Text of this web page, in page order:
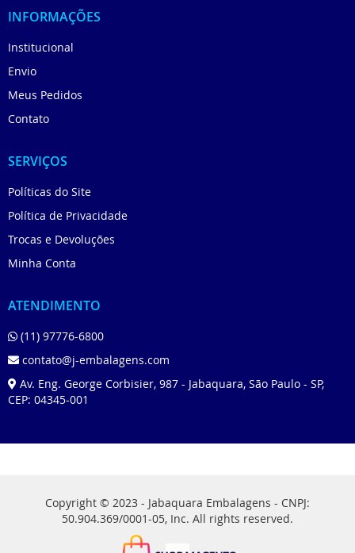
INFORMAÇÕES
Institucional
Envio
Meus Pedidos
Contato
SERVIÇOS
Políticas do Site
Política de Privacidade
Trocas e Devoluções
Minha Conta
ATENDIMENTO
(11) 97776-6800
contato@j-embalagens.com
Av. Eng. George Corbisier, 987 - Jabaquara, São Paulo - SP,
CEP: 04345-001
Copyright © 2023 - Jabaquara Embalagens - CNPJ:
50.904.369/0001-05, Inc. All rights reserved.